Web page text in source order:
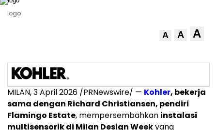
logo
A A A
MILAN,3 April 2026 /PRNewswire/ — Kohler, bekerja
sama dengan Richard Christiansen, pendiri
Flamingo Estate, mempersembahkan instalasi
multisensorik di Milan Design Weekyang